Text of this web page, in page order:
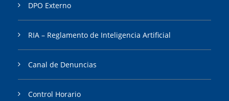
DPO Externo
RIA – Reglamento de Inteligencia Artificial
Canal de Denuncias
Control Horario